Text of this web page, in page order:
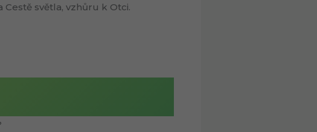
Cestě světla, vzhůru k Otci.